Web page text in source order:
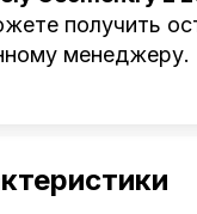
получить
менеджеру.
время и